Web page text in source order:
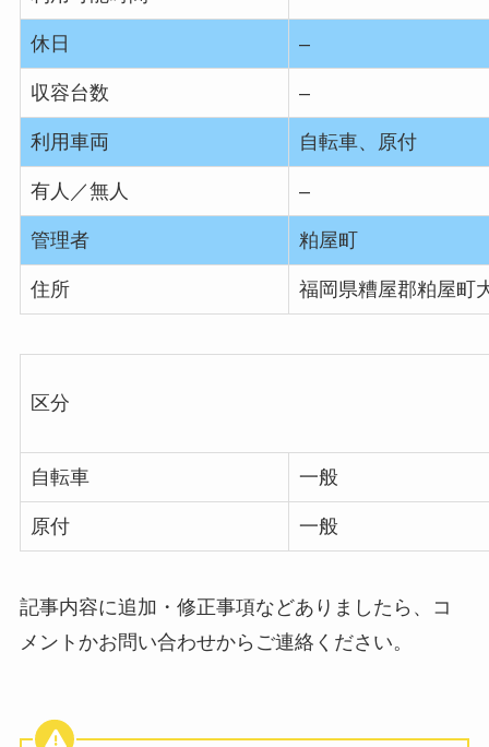
休日 –
収容台数 –
利用車両 自転車、原付
有人／無人 –
管理者 粕屋町
住所 福岡県糟屋郡粕屋町
区分
自転車 一般
原付 一般
記事内容に追加・修正事項などありましたら、コ
メントかお問い合わせからご連絡ください。